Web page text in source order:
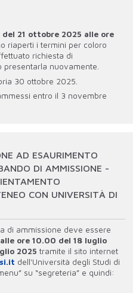
del 21 ottobre 2025 alle ore
riaperti i termini per coloro
richiesta di
nuovamente.
30 ottobre 2025.
entro il 3 novembre
AD ESAURIMENTO
DI AMMISSIONE -
CON UNIVERSITÀ DI
di ammissione deve essere
ore 10.00 del 18 luglio
2025 tramite il sito internet
dell'Università degli Studi di
su “segreteria” e quindi: